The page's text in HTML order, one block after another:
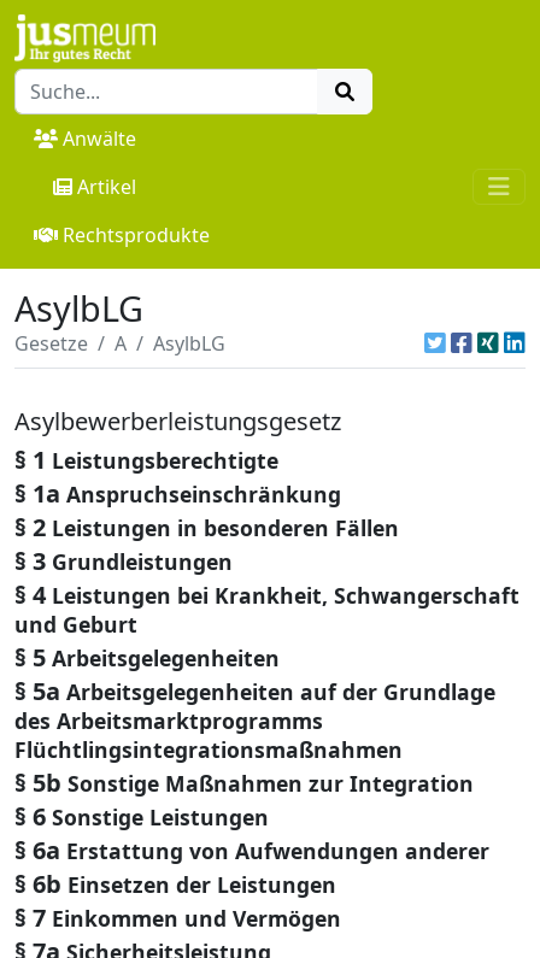
Anwälte
Artikel
Rechtsprodukte
AsylbLG
Gesetze A AsylbLG
Asylbewerberleistungsgesetz
§ 1 Leistungsberechtigte
§ 1a Anspruchseinschränkung
§ 2 Leistungen in besonderen Fällen
§ 3 Grundleistungen
§ 4 Leistungen bei Krankheit, Schwangerschaft
und Geburt
§ 5 Arbeitsgelegenheiten
§ 5a Arbeitsgelegenheiten auf der Grundlage
des Arbeitsmarktprogramms
Flüchtlingsintegrationsmaßnahmen
§ 5b Sonstige Maßnahmen zur Integration
§ 6 Sonstige Leistungen
§ 6a Erstattung von Aufwendungen anderer
§ 6b Einsetzen der Leistungen
§ 7 Einkommen und Vermögen
§ 7a Sicherheitsleistung